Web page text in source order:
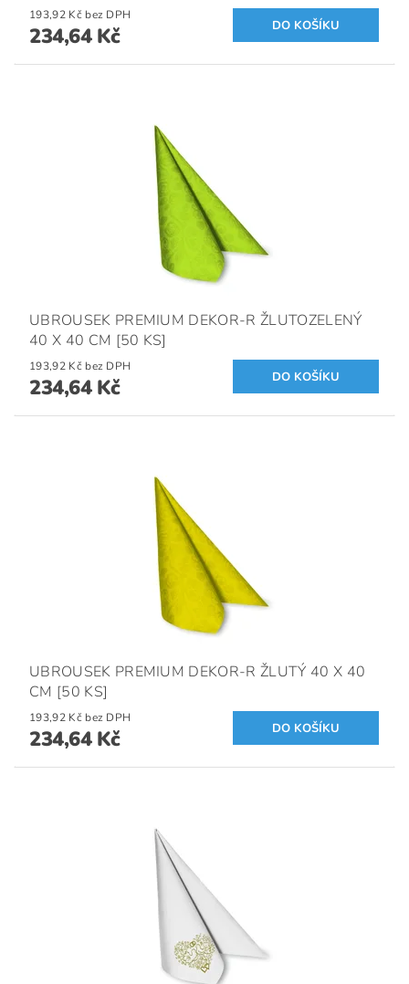
193,92 Kč bez DPH
234,64 Kč
UBROUSEK PREMIUM DEKOR-R ŽLUTOZELENÝ
40 X 40 CM [50 KS]
193,92 Kč bez DPH
234,64 Kč
UBROUSEK PREMIUM DEKOR-R ŽLUTÝ 40 X 40
CM [50 KS]
193,92 Kč bez DPH
234,64 Kč